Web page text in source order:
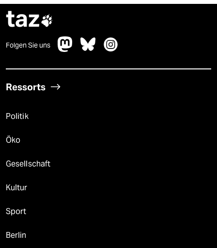
taz
Folgen Sie uns
Ressorts
Politik
Öko
Gesellschaft
Kultur
Sport
Berlin